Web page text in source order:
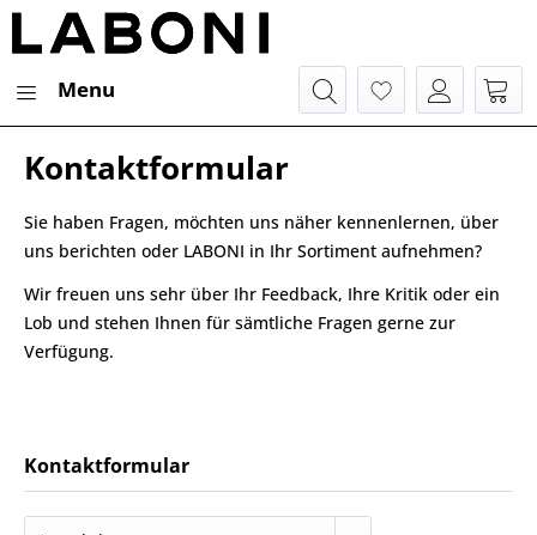
Menu
Kontaktformular
Sie haben Fragen, möchten uns näher kennenlernen, über
uns berichten oder LABONI in Ihr Sortiment aufnehmen?
Wir freuen uns sehr über Ihr Feedback, Ihre Kritik oder ein
Lob und stehen Ihnen für sämtliche Fragen gerne zur
Verfügung.
Kontaktformular